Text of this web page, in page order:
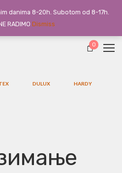
0
DULUX HARDY
danima 8-20h. Subotom od 8-17h.
RADIMO Dismiss